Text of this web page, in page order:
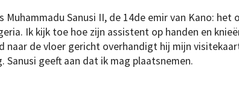
Muhammadu Sanusi II, de 14de emir van Kano:
Ik kijk toe hoe zijn assistent op handen en
naar de vloer gericht overhandigt hij mijn
Sanusi geeft aan dat ik mag plaatsnemen.